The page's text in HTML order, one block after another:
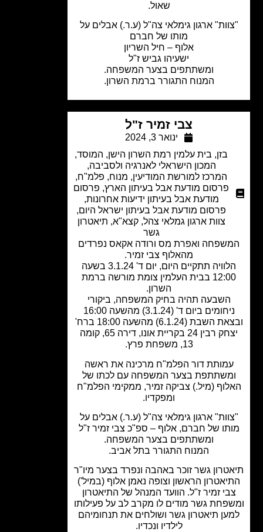
ארגון גימלאי צה"ל (ע.ר.) אבלים על
מותו של חברם
אלוף – חיל השריון
ישעיהו גביש ז"ל
ומשתתפים בצער המשפחה.
המנוח התגורר ברמת השרון.
צבי זמיר ז"ל
ינואר 3, 2024
בית עלמין רמת השרון הישן,המוסד,
המכון הישראלי לאנרגיה ולסביבה,
המרכז למורשת המודיעין,מנוח,פלמ"ח,
פרסום מודעת אבל בעיתון הארץ,פרסום
מודעת אבל בעיתון ידיעות אחרונות,
פרסום מודעת אבל בעיתון ישראל היום,
צוות ארגון גמלאי צהל,קצא"א,תיאטרון
ואפרת מס ורודה אקאס נפרדים
מהאלוף צבי זמיר.
הלוויה תתקיים היום, יום ד' 3.1.24 בשעה
12:00 בבית העלמין צומת מורשה ברמת
השבעה תהיה בחיק המשפחה, ביקורי
ניחומים ביום ד' (3.1.24) מהשעה 16:00
ובצאת השבת (6.1.24) מהשעה 18:00 ברח'
יצחק רבין 24 בקריית אונו, דירה 65, קומה
דור הפלמ"ח מרכינה את ראשה
בצער המשפחה עם לכתו של
(מיל.) צביקה זמיר, ממקימי הפלמ"ח
ומפקדיו.
ארגון גימלאי צה"ל (ע.ר.) אבלים על
של חברם, אלוף – ספ"כ צבי זמיר ז"ל
ומשתתפים בצער המשפחה.
המנוח התגורר בתל אביב.
גשר זוכר באהבה ונפרד בצער מיו"ר
הראשון וצופה נאמן אלוף (במיל')
זמיר ז"ל. הוועד המנהל של התיאטרון
גשר מודים לו מקרב לב על פעילותו
תיאטרון גשר ושולחים את תנחומיהם
לילדיו ונכדיו.